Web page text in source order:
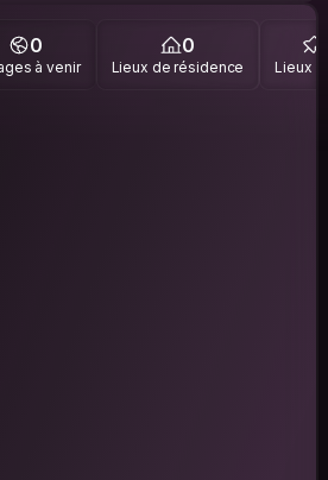
0
à venir
0
Lieux de résidence Lieux